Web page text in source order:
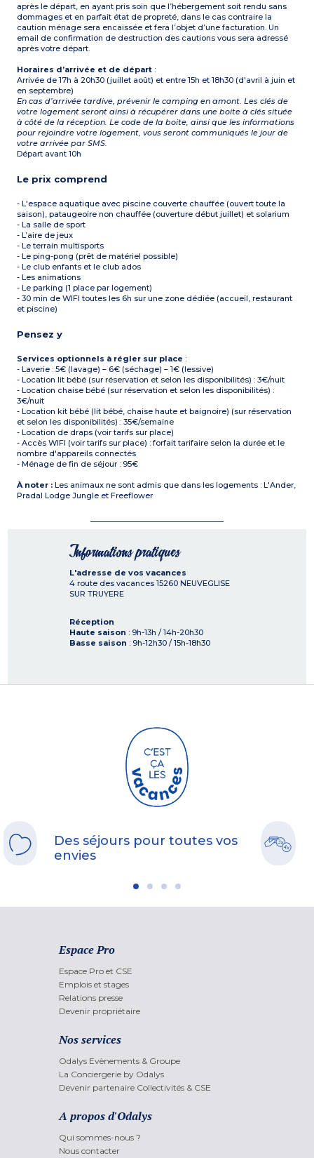
après le départ, en ayant pris soin que l’hébergement soit rendu sans
dommages et en parfait état de propreté, dans le cas contraire la
caution ménage sera encaissée et fera l’objet d’une facturation. Un
email de confirmation de destruction des cautions vous sera adressé
après votre départ.
Horaires d’arrivée et de départ :
Arrivée de 17h à 20h30 (juillet août) et entre 15h et 18h30 (d'avril à juin et
en septembre)
En cas d’arrivée tardive, prévenir le camping en amont. Les clés de
votre logement seront ainsi à récupérer dans une boite à clés située
à côté de la réception. Le code de la boite, ainsi que les informations
pour rejoindre votre logement, vous seront communiqués le jour de
votre arrivée par SMS.
Départ avant 10h
Le prix comprend
- L'espace aquatique avec piscine couverte chauffée (ouvert toute la
saison), pataugeoire non chauffée (ouverture début juillet) et solarium
- La salle de sport
- L’aire de jeux
- Le terrain multisports
- Le ping-pong (prêt de matériel possible)
- Le club enfants et le club ados
- Les animations
- Le parking (1 place par logement)
- 30 min de WIFI toutes les 6h sur une zone dédiée (accueil, restaurant
et piscine)
Pensez y
Services optionnels à régler sur place :
- Laverie : 5€ (lavage) – 6€ (séchage) – 1€ (lessive)
- Location lit bébé (sur réservation et selon les disponibilités) : 3€/nuit
- Location chaise bébé (sur réservation et selon les disponibilités) :
3€/nuit
- Location kit bébé (lit bébé, chaise haute et baignoire) (sur réservation
et selon les disponibilités) : 35€/semaine
- Location de draps (voir tarifs sur place)
- Accès WIFI (voir tarifs sur place) : forfait tarifaire selon la durée et le
nombre d'appareils connectés
- Ménage de fin de séjour : 95€
À noter : Les animaux ne sont admis que dans les logements : L'Ander,
Pradal Lodge Jungle et Freeflower
Informations pratiques
L'adresse de vos vacances
4 route des vacances 15260 NEUVEGLISE
SUR TRUYERE
Réception
Haute saison : 9h-13h / 14h-20h30
Basse saison : 9h-12h30 / 15h-18h30
Des séjours pour toutes vos
envies
Espace Pro
Espace Pro et CSE
Emplois et stages
Relations presse
Devenir propriétaire
Nos services
Odalys Evènements & Groupe
La Conciergerie by Odalys
Devenir partenaire Collectivités & CSE
A propos d'Odalys
Qui sommes-nous ?
Nous contacter